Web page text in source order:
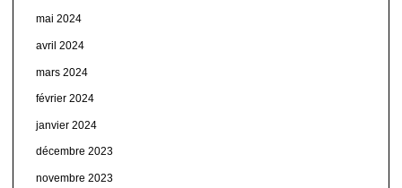
mai 2024
avril 2024
mars 2024
février 2024
janvier 2024
décembre 2023
novembre 2023